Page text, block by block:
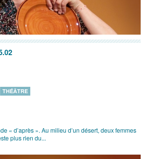
THÉÂTRE
« d’après ». Au milieu d’un désert, deux femmes
plus rien du...